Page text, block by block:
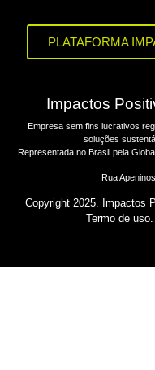
PLATAFORMA
Impactos
Empresa sem fins lucrativos
soluções
Representada no Brasil pela
Rua
Copyright 2025. Impactos
Termo de uso.